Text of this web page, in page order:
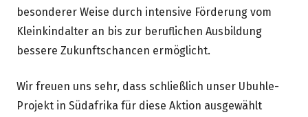
besonderer Weise durch intensive Förderung vom
Kleinkindalter an bis zur beruflichen Ausbildung
bessere Zukunftschancen ermöglicht.
Wir freuen uns sehr, dass schließlich unser Ubuhle-
Projekt in Südafrika für diese Aktion ausgewählt